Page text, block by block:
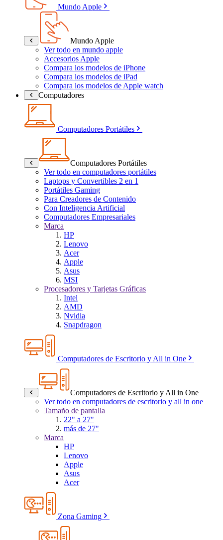
Mundo Apple
Mundo Apple
Ver todo en mundo apple
Accesorios Apple
Compara los modelos de iPhone
Compara los modelos de iPad
Compara los modelos de Apple watch
Computadores
Computadores Portátiles
Computadores Portátiles
Ver todo en computadores portátiles
Laptops y Convertibles 2 en 1
Portátiles Gaming
Para Creadores de Contenido
Con Inteligencia Artificial
Computadores Empresariales
Marca
HP
Lenovo
Acer
Apple
Asus
MSI
Procesadores y Tarjetas Gráficas
Intel
AMD
Nvidia
Snapdragon
Computadores de Escritorio y All in One
Computadores de Escritorio y All in One
Ver todo en computadores de escritorio y all in one
Tamaño de pantalla
22" a 27"
más de 27"
Marca
HP
Lenovo
Apple
Asus
Acer
Zona Gaming